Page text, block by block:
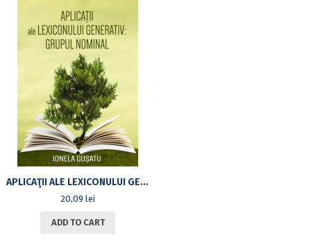
APLICAŢII ALE LEXICONULUI GENERATIV: GRUPUL NOMINAL
20,09lei
ADD TO CART